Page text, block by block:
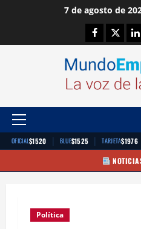
7 de agosto de
Facebook
Twitter
Menú
principal
OFICIAL$1520 | BLUE$1525 | TARJETA$1976
Política